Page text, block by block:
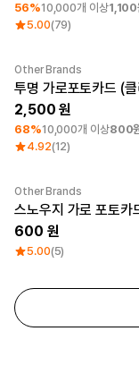
56%10,000개 이상1,100
5.00(79)
최소 주문수량 1개
Other Brands
투명 가로포토카드 (
2,500
68%10,000개 이상800
4.92(12)
Other Brands
스노우지 가로 포토카
600
5.00(5)